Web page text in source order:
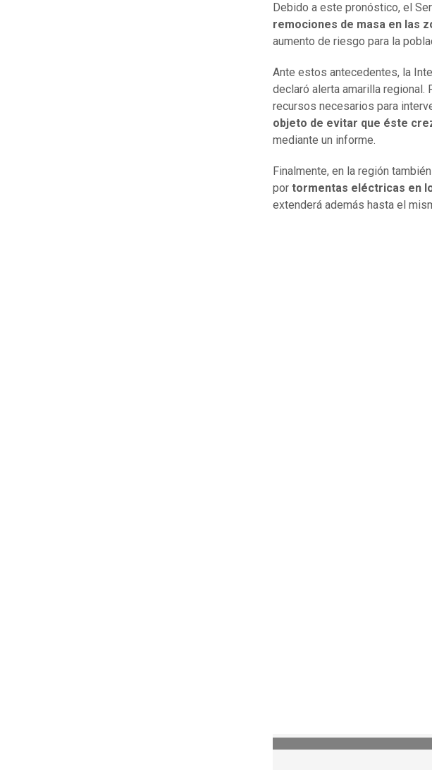
Debido a este pronóstico, el
remociones de masa en las
aumento de riesgo para la
Ante estos antecedentes, la
declaró alerta amarilla regional.
recursos necesarios para
objeto de evitar que éste
mediante un informe.
Finalmente, en la región
por tormentas eléctricas en
extenderá además hasta el